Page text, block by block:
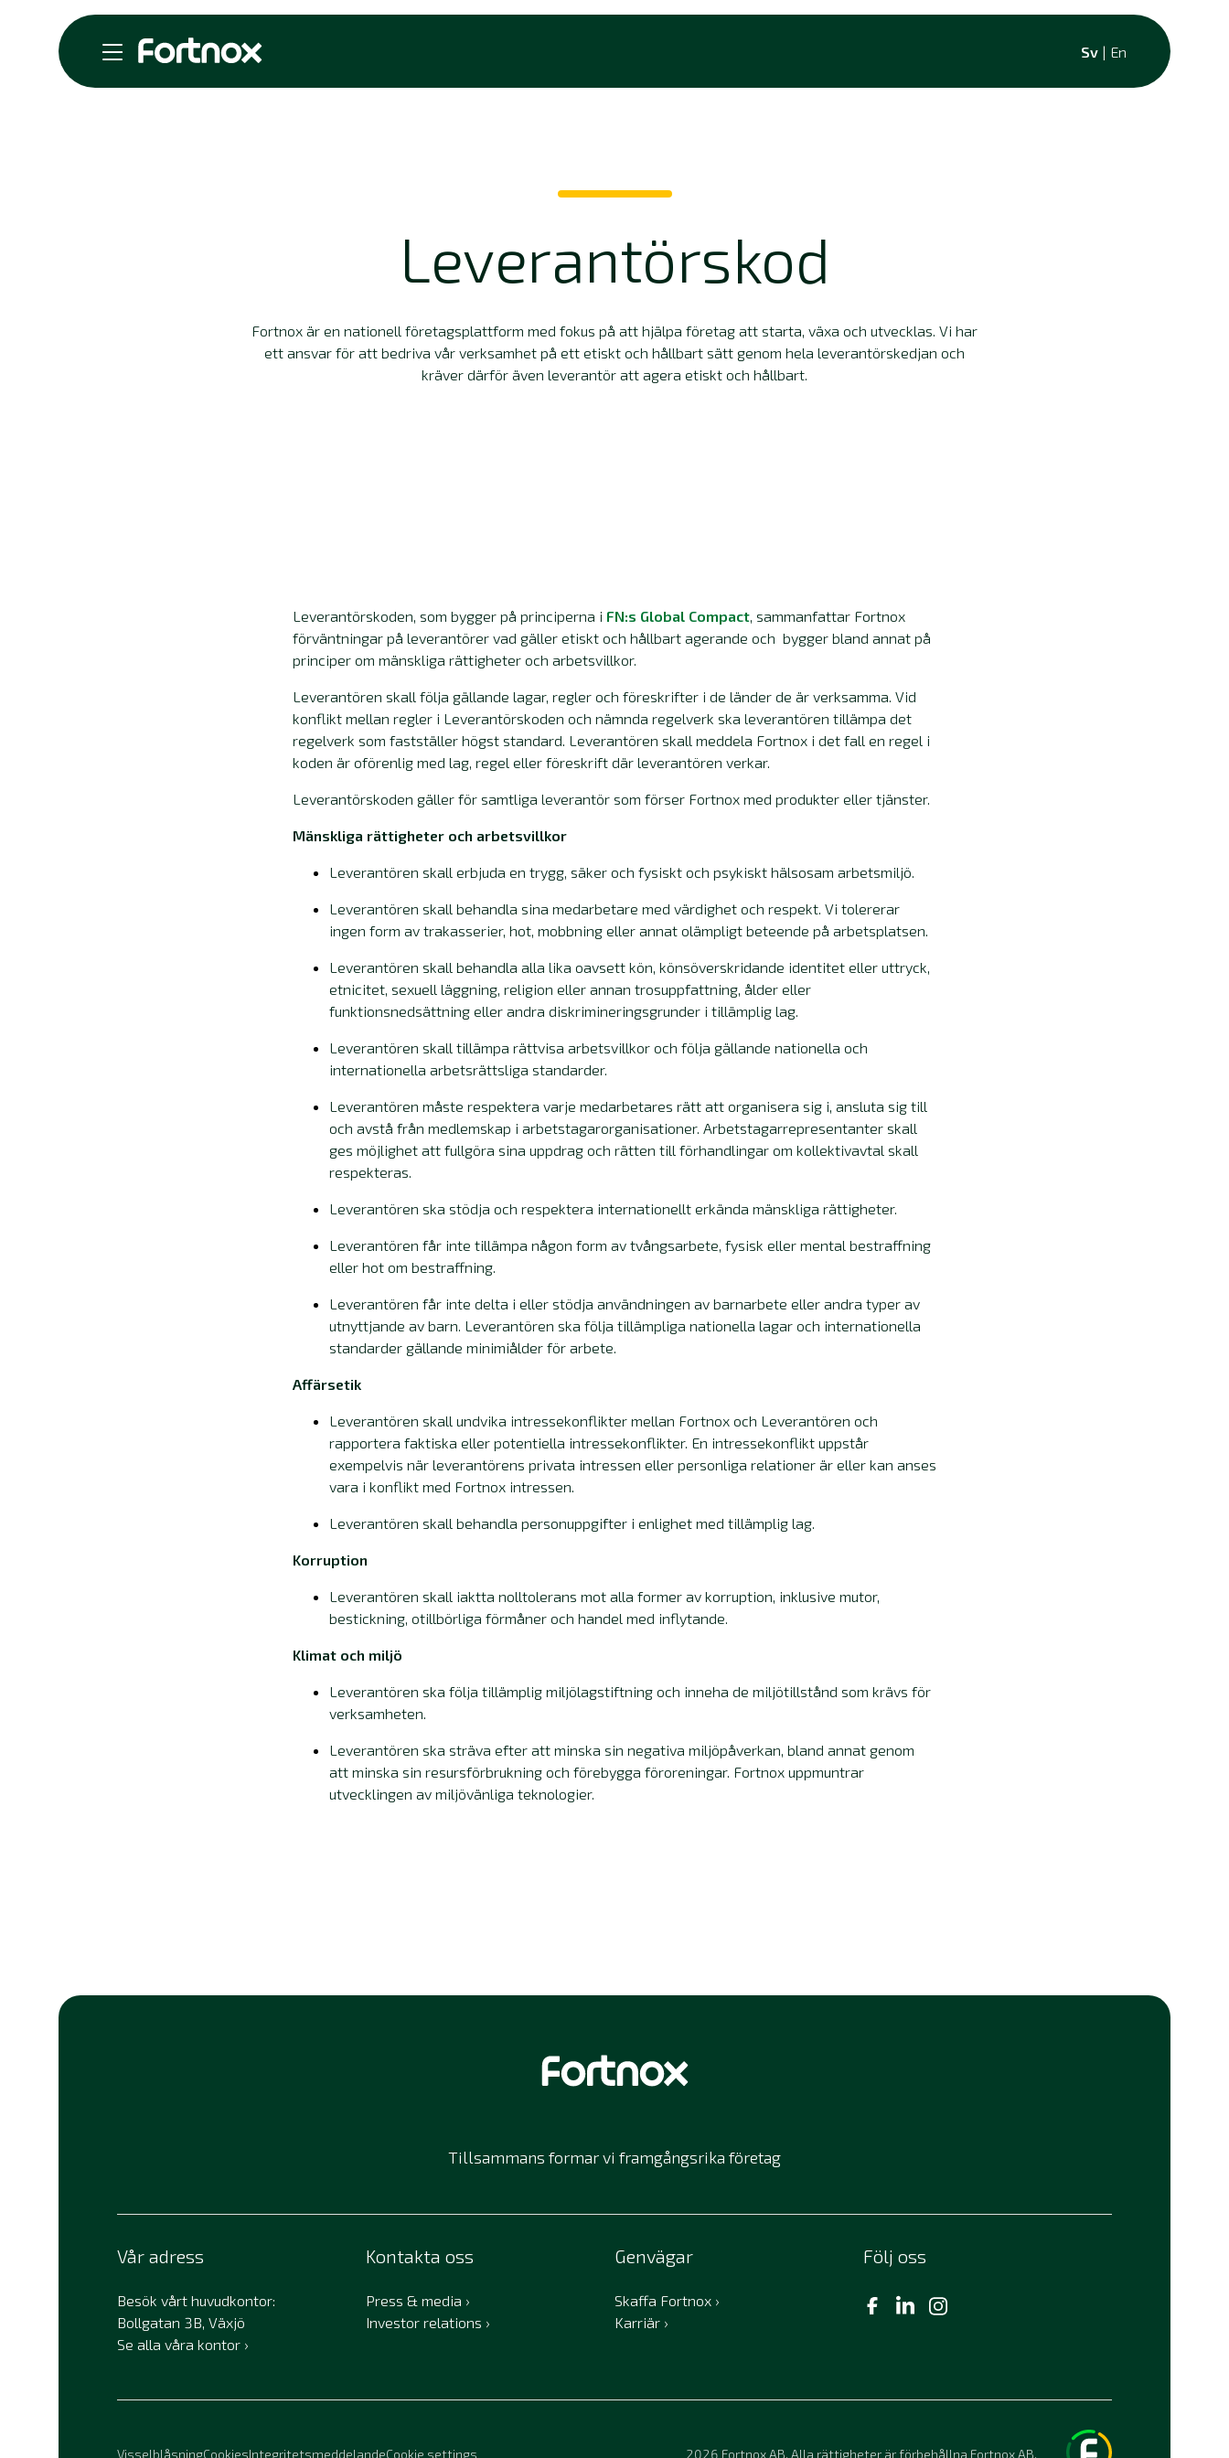
Sv | En
Leverantörskod
Fortnox är en nationell företagsplattform med fokus på att hjälpa företag att starta, växa och utvecklas. Vi har
ett ansvar för att bedriva vår verksamhet på ett etiskt och hållbart sätt genom hela leverantörskedjan och
kräver därför även leverantör att agera etiskt och hållbart.
Leverantörskoden, som bygger på principerna i FN:s Global Compact, sammanfattar Fortnox
förväntningar på leverantörer vad gäller etiskt och hållbart agerande och bygger bland annat på
principer om mänskliga rättigheter och arbetsvillkor.
Leverantören skall följa gällande lagar, regler och föreskrifter i de länder de är verksamma. Vid
konflikt mellan regler i Leverantörskoden och nämnda regelverk ska leverantören tillämpa det
regelverk som fastställer högst standard. Leverantören skall meddela Fortnox i det fall en regel i
koden är oförenlig med lag, regel eller föreskrift där leverantören verkar.
Leverantörskoden gäller för samtliga leverantör som förser Fortnox med produkter eller tjänster.
Mänskliga rättigheter och arbetsvillkor
Leverantören skall erbjuda en trygg, säker och fysiskt och psykiskt hälsosam arbetsmiljö.
Leverantören skall behandla sina medarbetare med värdighet och respekt. Vi tolererar
ingen form av trakasserier, hot, mobbning eller annat olämpligt beteende på arbetsplatsen.
Leverantören skall behandla alla lika oavsett kön, könsöverskridande identitet eller uttryck,
etnicitet, sexuell läggning, religion eller annan trosuppfattning, ålder eller
funktionsnedsättning eller andra diskrimineringsgrunder i tillämplig lag.
Leverantören skall tillämpa rättvisa arbetsvillkor och följa gällande nationella och
internationella arbetsrättsliga standarder.
Leverantören måste respektera varje medarbetares rätt att organisera sig i, ansluta sig till
och avstå från medlemskap i arbetstagarorganisationer. Arbetstagarrepresentanter skall
ges möjlighet att fullgöra sina uppdrag och rätten till förhandlingar om kollektivavtal skall
respekteras.
Leverantören ska stödja och respektera internationellt erkända mänskliga rättigheter.
Leverantören får inte tillämpa någon form av tvångsarbete, fysisk eller mental bestraffning
eller hot om bestraffning.
Leverantören får inte delta i eller stödja användningen av barnarbete eller andra typer av
utnyttjande av barn. Leverantören ska följa tillämpliga nationella lagar och internationella
standarder gällande minimiålder för arbete.
Affärsetik
Leverantören skall undvika intressekonflikter mellan Fortnox och Leverantören och
rapportera faktiska eller potentiella intressekonflikter. En intressekonflikt uppstår
exempelvis när leverantörens privata intressen eller personliga relationer är eller kan anses
vara i konflikt med Fortnox intressen.
Leverantören skall behandla personuppgifter i enlighet med tillämplig lag.
Korruption
Leverantören skall iaktta nolltolerans mot alla former av korruption, inklusive mutor,
bestickning, otillbörliga förmåner och handel med inflytande.
Klimat och miljö
Leverantören ska följa tillämplig miljölagstiftning och inneha de miljötillstånd som krävs för
verksamheten.
Leverantören ska sträva efter att minska sin negativa miljöpåverkan, bland annat genom
att minska sin resursförbrukning och förebygga föroreningar. Fortnox uppmuntrar
utvecklingen av miljövänliga teknologier.
Tillsammans formar vi framgångsrika företag
Vår adress
Besök vårt huvudkontor:
Bollgatan 3B, Växjö
Se alla våra kontor
Kontakta oss
Press & media
Investor relations
Genvägar
Skaffa Fortnox
Karriär
Följ oss
VisselblåsningCookiesIntegritetsmeddelandeCookie settings 2026 Fortnox AB. Alla rättigheter är förbehållna Fortnox AB.